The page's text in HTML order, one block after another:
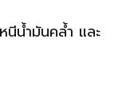
นีน้ำมันคล้ำ และ